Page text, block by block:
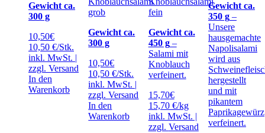
Gewicht ca.
300 g
10,50€
10,50 €/Stk.
inkl. MwSt. |
zzgl. Versand
In den
Warenkorb
Gewicht ca.
300 g
10,50€
10,50 €/Stk.
inkl. MwSt. |
zzgl.Versand
In den
Warenkorb
Gewicht ca.
450 g–
Salami mit
Knoblauch
verfeinert.
15,70€
15,70 €/kg
inkl. MwSt. |
zzgl. Versand
Gewicht ca.
350 g–
Unsere
hausgemachte
Napolisalami
wird aus
hergestellt
und mit
pikantem
Paprikagewürz
verfeinert.